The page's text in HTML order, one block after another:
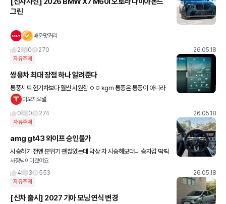
그린
매운맛커리
2
0 270 26.05.18
자유주제
쌍용차 최대 장점 하나 알려준다
통풍시트 현기차보다 훨씬 시원함 ㅇㅇ kgm 통풍은 통풍이 아니라
냉풍이라고 해도 될듯
아오지오널
0
0 274 26.05.18
자유주제
amg gt43 와이프 승인불가
시승하기 전엔 분위기 괜찮았는데 막상 차 시승해보더니 승차감 딱딱
하다고 승인 반려.. 저는 승차감 충분히 괜찮던데 운전석과 조수석, 뒷
사장님이미쳤어요
4
3 553 26.05.18
자유주제
[신차 출시] 2027 기아 모닝 연식 변경